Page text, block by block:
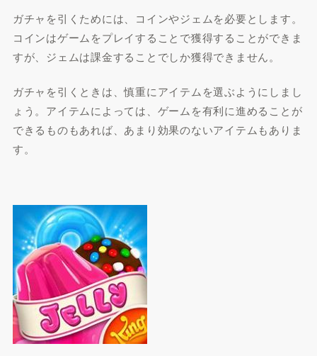
ガチャを引くためには、コインやジェムを必要とします。
コインはゲームをプレイすることで獲得することができま
すが、ジェムは課金することでしか獲得できません。
ガチャを引くときは、慎重にアイテムを選ぶようにしまし
ょう。アイテムによっては、ゲームを有利に進めることが
できるものもあれば、あまり効果のないアイテムもありま
す。